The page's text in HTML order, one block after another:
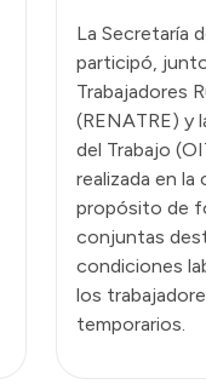
La Secretaría
participó,
Trabajadores
(RENATRE) y
del Trabajo
realizada en la
propósito de
conjuntas
condiciones
los
temporarios.